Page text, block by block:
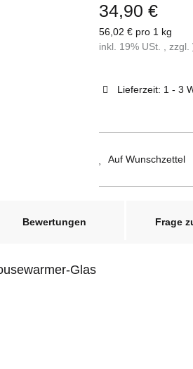
34,90 €
56,02 € pro 1 kg
inkl. 19% USt. , zzgl.
Lieferzeit: 1 - 3
Auf Wunschzettel
Bewertungen Frage
Glas